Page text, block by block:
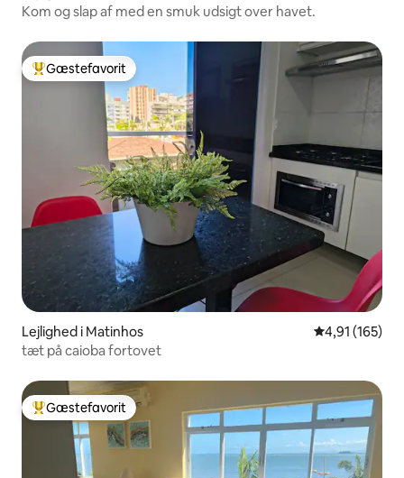
Kom og slap af med en smuk udsigt over havet.
Bedste gæstefavorit
Gæstefavorit
Lejlighed i Matinhos 4,91 ud af 5 i
4,91 (165)
tæt på caioba fortovet
Bedste gæstefavorit
Gæstefavorit